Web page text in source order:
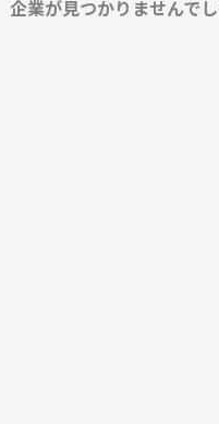
企業が見つかりませんでし